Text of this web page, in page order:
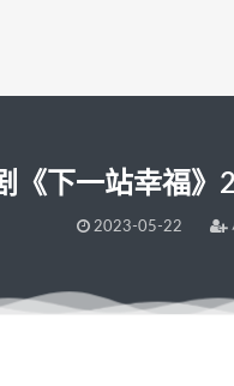
《下一站幸福》
2023-05-22